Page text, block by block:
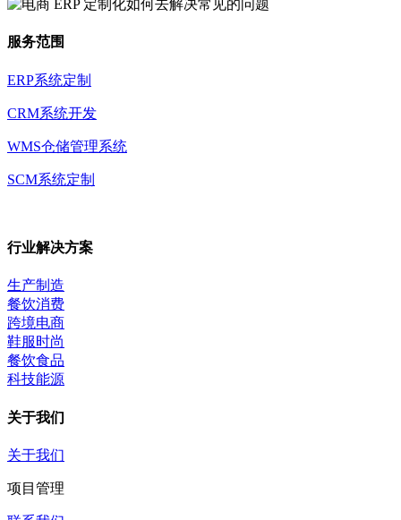
服务范围
ERP系统定制
CRM系统开发
WMS仓储管理系统
SCM系统定制
行业解决方案
生产制造
餐饮消费
跨境电商
鞋服时尚
餐饮食品
科技能源
关于我们
关于我们
项目管理